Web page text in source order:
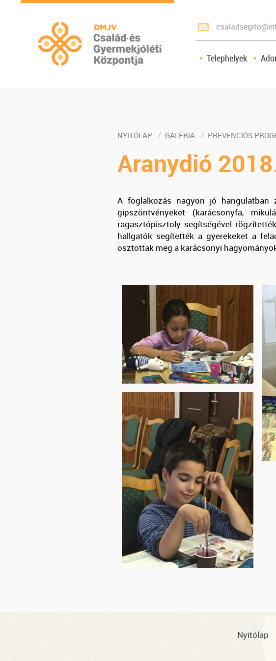
Telephelyek
NYITÓLAP GALÉRIA PREVENCIÓS
Aranydió
A foglalkozás nagyon jó
gipszöntvényeket (karácsonyfa,
ragasztópisztoly segítségével
hallgatók segítették a gyerekeket a
osztottak meg a karácsonyi
Nyitólap